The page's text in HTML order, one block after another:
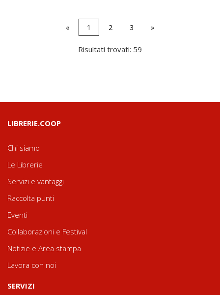
« 1 2 3 »
Risultati trovati: 59
LIBRERIE.COOP
Chi siamo
Le Librerie
Servizi e vantaggi
Raccolta punti
Eventi
Collaborazioni e Festival
Notizie e Area stampa
Lavora con noi
SERVIZI